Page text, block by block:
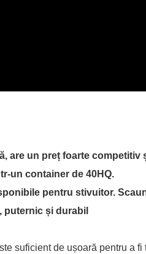
are un preț foarte competitiv
un container de 40HQ.
pentru stivuitor.
puternic și durabil
suficient de ușoară pentru a